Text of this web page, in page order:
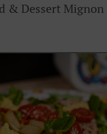
& Dessert Mignon